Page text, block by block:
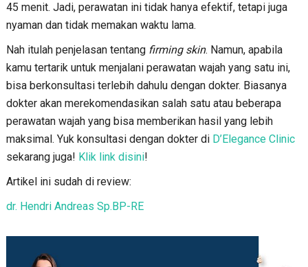
45 menit. Jadi, perawatan ini tidak hanya efektif, tetapi juga
nyaman dan tidak memakan waktu lama.
Nah itulah penjelasan tentang firming skin. Namun, apabila
kamu tertarik untuk menjalani perawatan wajah yang satu ini,
bisa berkonsultasi terlebih dahulu dengan dokter. Biasanya
dokter akan merekomendasikan salah satu atau beberapa
perawatan wajah yang bisa memberikan hasil yang lebih
maksimal. Yuk konsultasi dengan dokter di D’Elegance Clinic
sekarang juga! Klik link disini!
Artikel ini sudah di review:
dr. Hendri Andreas Sp.BP-RE